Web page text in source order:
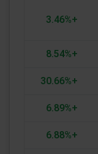
+3.46%
+8.54%
+30.66%
+6.89%
+6.88%